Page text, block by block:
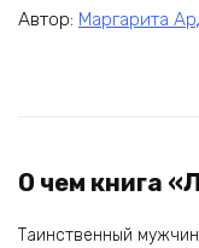
Автор: Маргарита
О чем книга
Таинственный